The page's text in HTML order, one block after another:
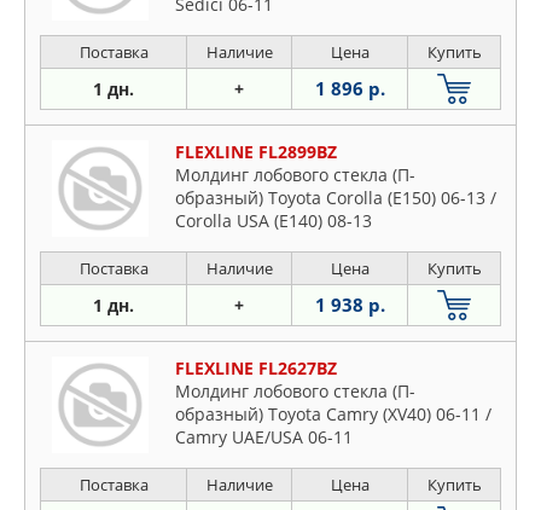
Поставка Наличие Цена Купить
1 дн. + 1 896 р.
FLEXLINE FL2899BZ
Молдинг лобового стекла (П-
образный) Toyota Corolla (E150) 06-13 /
Corolla USA (E140) 08-13
Поставка Наличие Цена Купить
1 дн. + 1 938 р.
FLEXLINE FL2627BZ
Молдинг лобового стекла (П-
образный) Toyota Camry (XV40) 06-11 /
Camry UAE/USA 06-11
Поставка Наличие Цена Купить